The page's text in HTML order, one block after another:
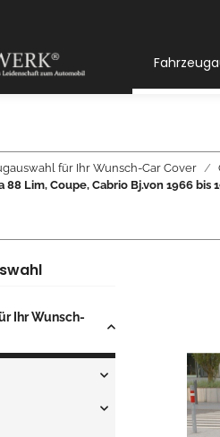
für Ihr Wunsch-Car Cover
Lim, Coupe, Cabrio Bj.von 1966 bis
Ihr Wunsch-